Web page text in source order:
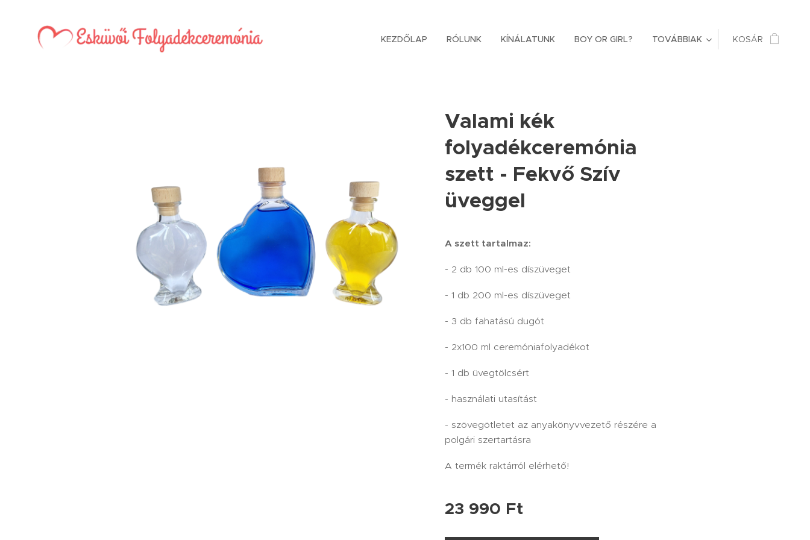
KEZDŐLAP RÓLUNK KÍNÁLATUNK BOY OR GIRL? TOVÁBBIAK KOSÁR
Valami kék
folyadékceremónia
szett - Fekvő Szív
üveggel
A szett tartalmaz:
- 2 db 100 ml-es díszüveget
- 1 db 200 ml-es díszüveget
- 3 db fahatású dugót
- 2x100 ml ceremóniafolyadékot
- 1 db üvegtölcsért
- használati utasítást
- szövegötletet az anyakönyvvezető részére a
polgári szertartásra
A termék raktárról elérhető!
23 990 Ft